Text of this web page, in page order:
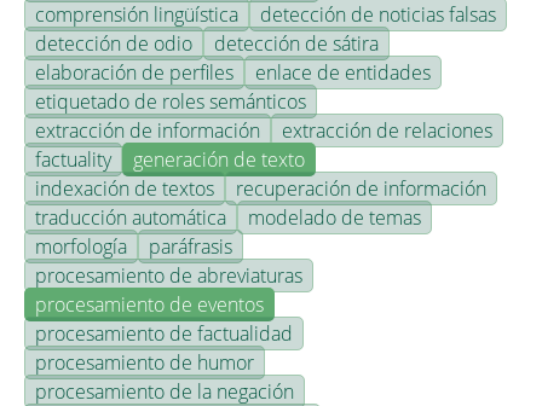
comprensión lingüística
detección de noticias falsas
detección de odio
detección de sátira
elaboración de perfiles
enlace de entidades
etiquetado de roles semánticos
extracción de información
extracción de relaciones
factuality
generación de texto
indexación de textos
recuperación de información
traducción automática
modelado de temas
morfología
paráfrasis
procesamiento de abreviaturas
procesamiento de eventos
procesamiento de factualidad
procesamiento de humor
procesamiento de la negación